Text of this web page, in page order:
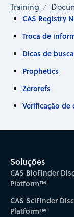
Training
CAS Registry
Troca de
Dicas de
Prophetics
Zerorefs
Verificação
Soluções
CAS BioFinder
Platform™
CAS SciFinder
Platform™